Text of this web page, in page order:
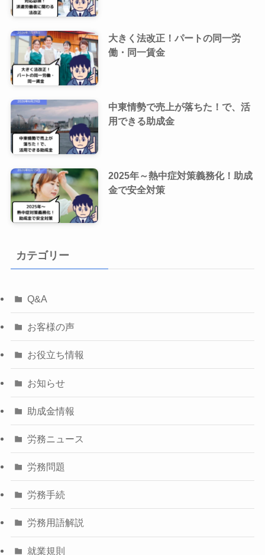
大きく法改正！パートの同一労
働・同一賃金
中東情勢で売上が落ちた！で、活
用できる助成金
2025年～熱中症対策義務化！助成
金で安全対策
カテゴリー
Q&A
お客様の声
お役立ち情報
お知らせ
助成金情報
労務ニュース
労務問題
労務手続
労務用語解説
就業規則